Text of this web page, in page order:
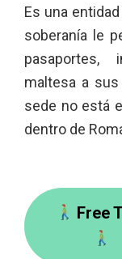
Es una
soberanía le
pasaportes,
maltesa a
sede no está
dentro de
Free